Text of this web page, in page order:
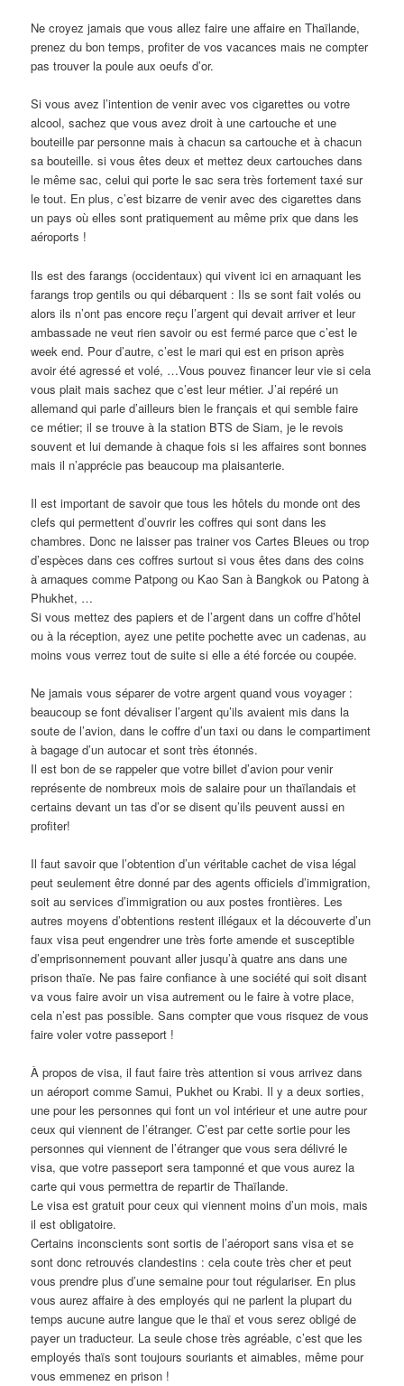
Ne croyez jamais que vous allez faire une affaire en Thaïlande,
prenez du bon temps, profiter de vos vacances mais ne compter
pas trouver la poule aux oeufs d’or.
Si vous avez l’intention de venir avec vos cigarettes ou votre
alcool, sachez que vous avez droit à une cartouche et une
bouteille par personne mais à chacun sa cartouche et à chacun
sa bouteille. si vous êtes deux et mettez deux cartouches dans
le même sac, celui qui porte le sac sera très fortement taxé sur
le tout. En plus, c’est bizarre de venir avec des cigarettes dans
un pays où elles sont pratiquement au même prix que dans les
aéroports !
Ils est des farangs (occidentaux) qui vivent ici en arnaquant les
farangs trop gentils ou qui débarquent : Ils se sont fait volés ou
alors ils n’ont pas encore reçu l’argent qui devait arriver et leur
ambassade ne veut rien savoir ou est fermé parce que c’est le
week end. Pour d’autre, c’est le mari qui est en prison après
avoir été agressé et volé, …Vous pouvez financer leur vie si cela
vous plait mais sachez que c’est leur métier. J’ai repéré un
allemand qui parle d’ailleurs bien le français et qui semble faire
ce métier; il se trouve à la station BTS de Siam, je le revois
souvent et lui demande à chaque fois si les affaires sont bonnes
mais il n’apprécie pas beaucoup ma plaisanterie.
Il est important de savoir que tous les hôtels du monde ont des
clefs qui permettent d’ouvrir les coffres qui sont dans les
chambres. Donc ne laisser pas trainer vos Cartes Bleues ou trop
d’espèces dans ces coffres surtout si vous êtes dans des coins
à arnaques comme Patpong ou Kao San à Bangkok ou Patong à
Phukhet, …
Si vous mettez des papiers et de l’argent dans un coffre d’hôtel
ou à la réception, ayez une petite pochette avec un cadenas, au
moins vous verrez tout de suite si elle a été forcée ou coupée.
Ne jamais vous séparer de votre argent quand vous voyager :
beaucoup se font dévaliser l’argent qu’ils avaient mis dans la
soute de l’avion, dans le coffre d’un taxi ou dans le compartiment
à bagage d’un autocar et sont très étonnés.
Il est bon de se rappeler que votre billet d’avion pour venir
représente de nombreux mois de salaire pour un thaïlandais et
certains devant un tas d’or se disent qu’ils peuvent aussi en
profiter!
Il faut savoir que l’obtention d’un véritable cachet de visa légal
peut seulement être donné par des agents officiels d’immigration,
soit au services d’immigration ou aux postes frontières. Les
autres moyens d’obtentions restent illégaux et la découverte d’un
faux visa peut engendrer une très forte amende et susceptible
d’emprisonnement pouvant aller jusqu’à quatre ans dans une
prison thaïe. Ne pas faire confiance à une société qui soit disant
va vous faire avoir un visa autrement ou le faire à votre place,
cela n’est pas possible. Sans compter que vous risquez de vous
faire voler votre passeport !
À propos de visa, il faut faire très attention si vous arrivez dans
un aéroport comme Samui, Pukhet ou Krabi. Il y a deux sorties,
une pour les personnes qui font un vol intérieur et une autre pour
ceux qui viennent de l’étranger. C’est par cette sortie pour les
personnes qui viennent de l’étranger que vous sera délivré le
visa, que votre passeport sera tamponné et que vous aurez la
carte qui vous permettra de repartir de Thaïlande.
Le visa est gratuit pour ceux qui viennent moins d’un mois, mais
il est obligatoire.
Certains inconscients sont sortis de l’aéroport sans visa et se
sont donc retrouvés clandestins : cela coute très cher et peut
vous prendre plus d’une semaine pour tout régulariser. En plus
vous aurez affaire à des employés qui ne parlent la plupart du
temps aucune autre langue que le thaï et vous serez obligé de
payer un traducteur. La seule chose très agréable, c’est que les
employés thaïs sont toujours souriants et aimables, même pour
vous emmenez en prison !